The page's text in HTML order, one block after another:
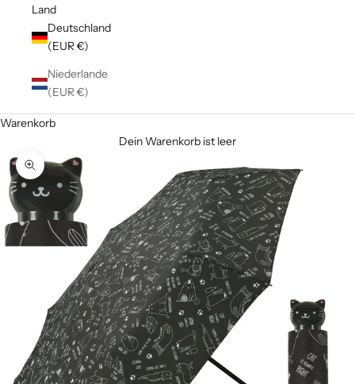
Land
Deutschland
(EUR €)
Niederlande
(EUR €)
Warenkorb
Dein Warenkorb ist leer
Bild vergrößern